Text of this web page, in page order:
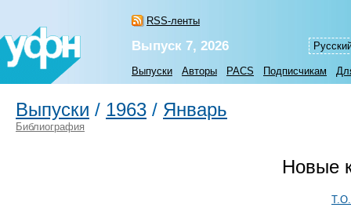
RSS-ленты
Выпуск 7, 2026
Выпуски Авторы PACS Подписчикам
Выпуски / 1963 / Январь
Библиография
Новые
Т.О.